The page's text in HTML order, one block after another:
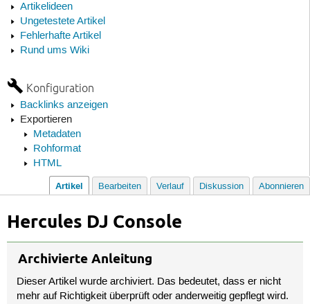
Artikelideen
Ungetestete Artikel
Fehlerhafte Artikel
Rund ums Wiki
Konfiguration
Backlinks anzeigen
Exportieren
Metadaten
Rohformat
HTML
Artikel Bearbeiten Verlauf Diskussion Abonnieren
Hercules DJ Console
Archivierte Anleitung
Dieser Artikel wurde archiviert. Das bedeutet, dass er nicht
mehr auf Richtigkeit überprüft oder anderweitig gepflegt wird.